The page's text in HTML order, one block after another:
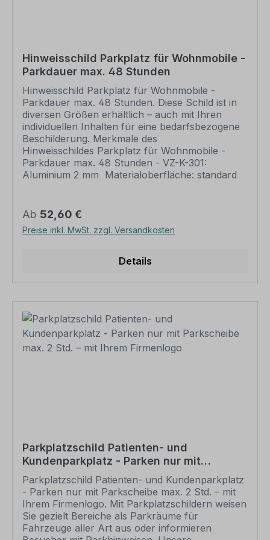
eingesetzt werden können, nicht im öffentlichen
Straßenverkehr.
Bitte beachten Sie vor Ihrer Bestellung unsere
Informationen zur Materialwahl, sofern bei Ihrem
Wunschartikel mehrere Druckmaterialien zur Auswahl
stehen, sowie zur Druckveredlung .
Information ansehen
Hinweisschild Parkplatz für Wohnmobile -
Parkdauer max. 48 Stunden
Hinweisschild Parkplatz für Wohnmobile -
Parkdauer max. 48 Stunden. Diese Schild ist in
diversen Größen erhältlich – auch mit Ihren
individuellen Inhalten für eine bedarfsbezogene
Beschilderung. Merkmale des
Hinweisschildes Parkplatz für Wohnmobile -
Parkdauer max. 48 Stunden - VZ-K-301:
Aluminium 2 mm Materialoberfläche: standard
Verarbeitung: rechteckig beschnitten mit
abgerundeten Ecken Verpackungseinheiten: 1
Schild Bitte beachten Sie: Dieses Schild kann
mit individuellen Attributen bestellt werden.
Sie diesen in das Eingabefeld auf dieser Seite ein.
Ansicht. Bitte prüfen Sie die Inhalte dieser
Korrektur auf Fehler und erteilen uns, sofern
alles in Ordnung ist, unbedingt die Druckfreigabe.
Ihr Schild oder Aufkleber kann erst dann
Schilder und somit grundsätzlich vom
Rückgaberecht ausgeschlossen.
Regulärer Preis:
Ab 52,60 €
Preise inkl. MwSt. zzgl. Versandkosten
Details
Parkplatzschild Patienten- und
Kundenparkplatz - Parken nur mit
Parkscheibe max. 2 Std. – mit Ihrem
Firmenlogo
Parkplatzschild Patienten- und Kundenparkplatz
- Parken nur mit Parkscheibe max. 2 Std. – mit
Ihrem Firmenlogo. Mit Parkplatzschildern weisen
Sie gezielt Bereiche als Parkräume für
Fahrzeuge aller Art aus oder informieren